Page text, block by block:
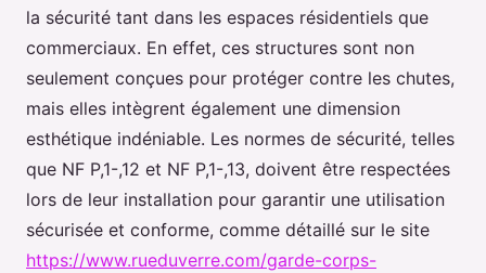
la sécurité tant dans les espaces résidentiels que
commerciaux. En effet, ces structures sont non
seulement conçues pour protéger contre les chutes,
mais elles intègrent également une dimension
esthétique indéniable. Les normes de sécurité, telles
que NF P,1-,12 et NF P,1-,13, doivent être respectées
lors de leur installation pour garantir une utilisation
sécurisée et conforme, comme détaillé sur le site
https://www.rueduverre.com/garde-corps-